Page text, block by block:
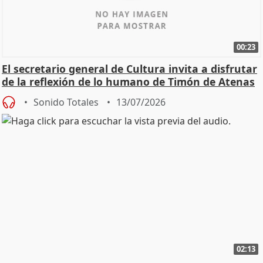
00:23
El secretario general de Cultura invita a disfrutar
de la reflexión de lo humano de Timón de Atenas
Sonido Totales 13/07/2026
02:13